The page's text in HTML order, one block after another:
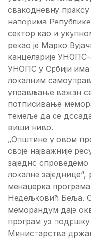
свакодневну
напорима
сектор као и
рекао је Марко
канцеларије УНОПС-
УНОПС у Србији има
локалним
управљање важан
потписивање
темеље да се
виши ниво.
„Општине у овом
своје најважније
заједно
локалне заједнице“,
менаџерка
Недељковић Беља.
меморандум даје
програм уз
Министарства